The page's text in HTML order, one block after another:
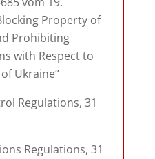
Property of
Prohibiting
with Respect to
Ukraine“
Regulations, 31
Regulations, 31